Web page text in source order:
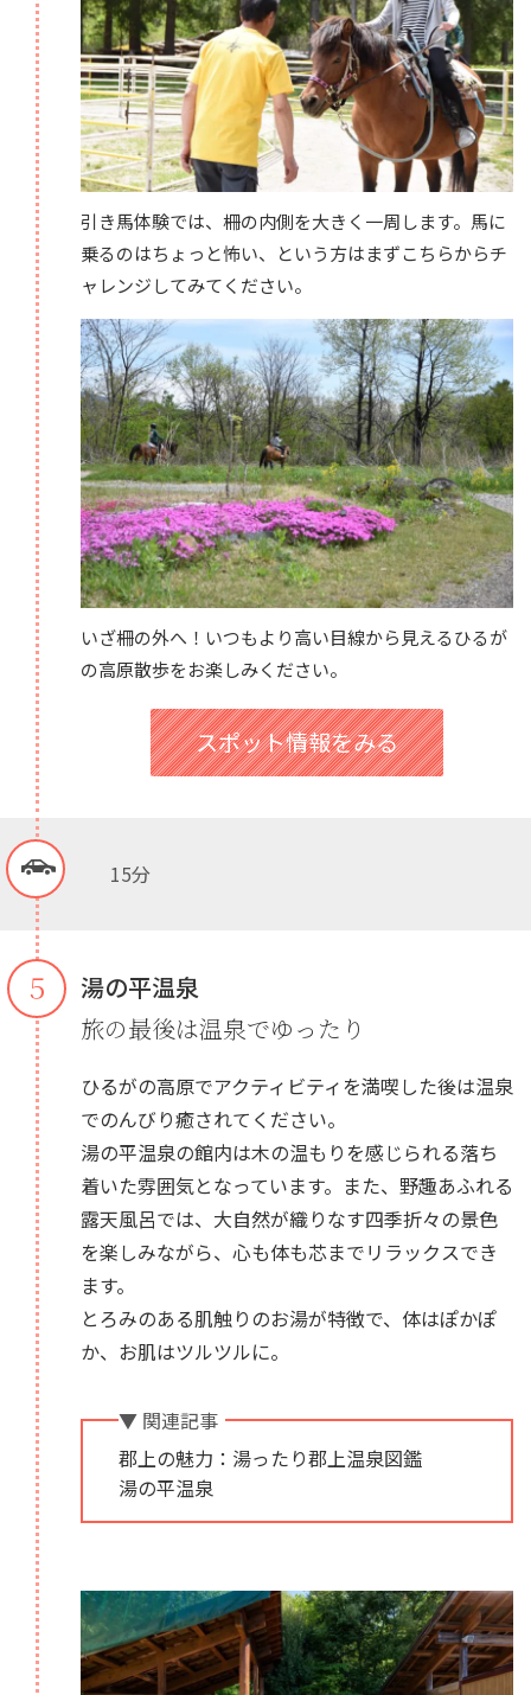
引き馬体験では、柵の内側を大きく一周します。馬に
乗るのはちょっと怖い、という方はまずこちらからチ
ャレンジしてみてください。
いざ柵の外へ！いつもより高い目線から見えるひるが
の高原散歩をお楽しみください。
スポット情報をみる
15分
５
湯の平温泉
旅の最後は温泉でゆったり
ひるがの高原でアクティビティを満喫した後は温泉
でのんびり癒されてください。
湯の平温泉の館内は木の温もりを感じられる落ち
着いた雰囲気となっています。また、野趣あふれる
露天風呂では、大自然が織りなす四季折々の景色
を楽しみながら、心も体も芯までリラックスでき
ます。
とろみのある肌触りのお湯が特徴で、体はぽかぽ
か、お肌はツルツルに。
▼ 関連記事
郡上の魅力：湯ったり郡上温泉図鑑
湯の平温泉